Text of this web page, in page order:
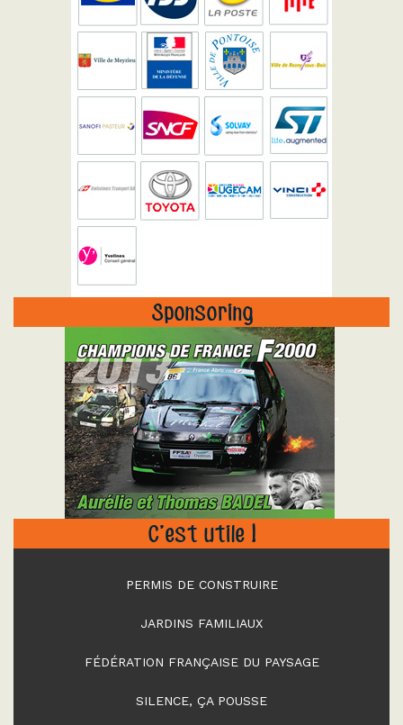
Sponsoring
"
C’est utile !
PERMIS DE CONSTRUIRE
JARDINS FAMILIAUX
FÉDÉRATION FRANÇAISE DU PAYSAGE
SILENCE, ÇA POUSSE